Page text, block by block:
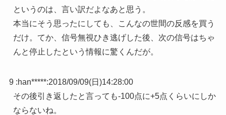
というのは、言い訳だよなあと思う。
本当にそう思ったにしても、こんなの世間の反感を買う
だけ。てか、信号無視ひき逃げした後、次の信号はちゃ
んと停止したという情報に驚くんだが。
9 :han*****:2018/09/09(日)14:28:00
その後引き返したと言っても-100点に+5点くらいにしか
ならないね。